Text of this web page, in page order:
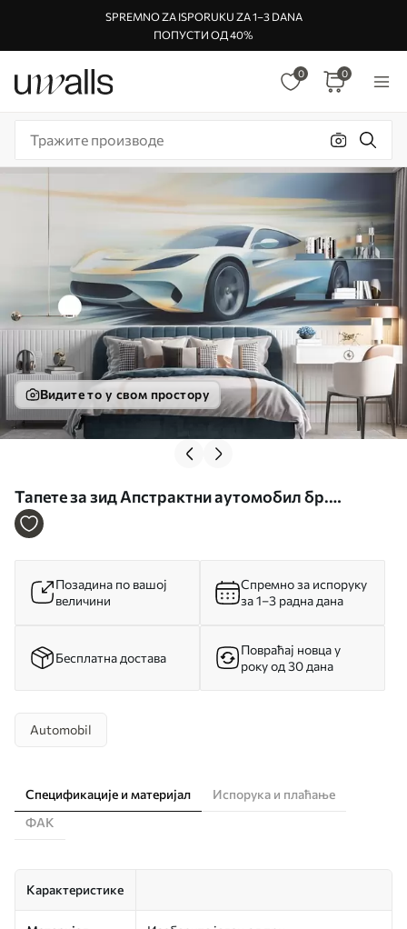
SPREMNO ZA ISPORUKU ZA 1–3 DANA
ПОПУСТИ ОД 40%
0 0
Видите то у свом простору
Тапете за зид Апстрактни аутомобил бр.
w05636
Позадина по вашој
величини
Спремно за испоруку
за 1–3 радна дана
Бесплатна достава
Повраћај новца у
року од 30 дана
Automobil
Спецификације и материјал
Испорука и плаћање
ФАК
Карактеристике